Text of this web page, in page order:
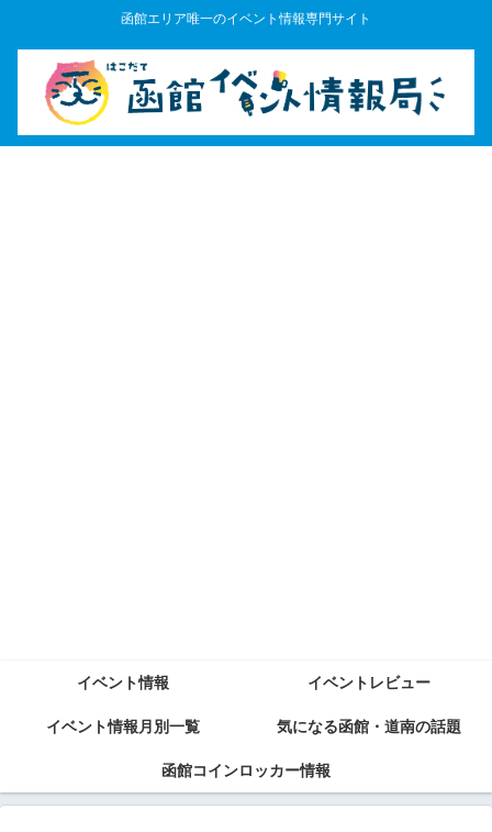
函館エリア唯一のイベント情報専門サイト
イベント情報 イベントレビュー
イベント情報月別一覧 気になる函館・道南の話題
函館コインロッカー情報